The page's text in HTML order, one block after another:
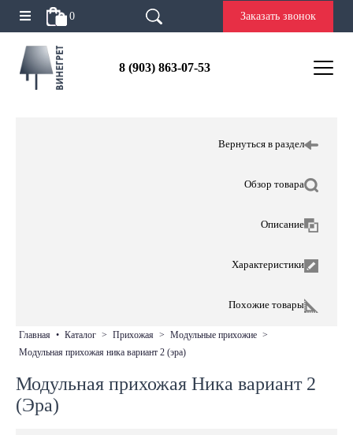
0 Заказать звонок
8 (903) 863-07-53
Вернуться в раздел
Обзор товара
Описание
Характеристики
Похожие товары
главная • каталог > прихожая > модульные прихожие >
модульная прихожая ника вариант 2 (эра)
Модульная прихожая Ника вариант 2
(Эра)